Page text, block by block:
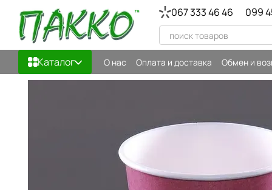
Перейти к основному контенту 067 333 46 46 099
Каталог О нас Оплата и доставка Обмен и